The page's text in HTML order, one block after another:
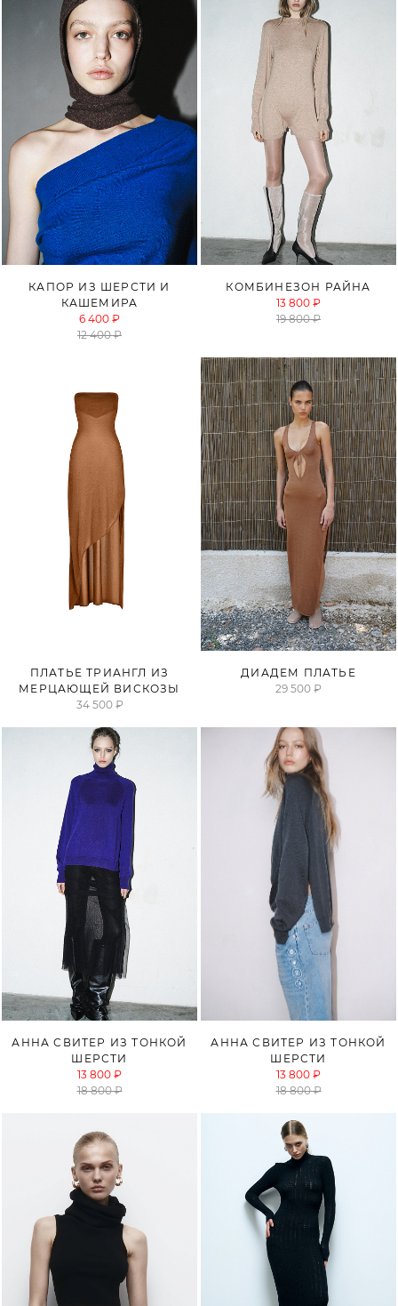
КАПОР ИЗ ШЕРСТИ И
КАШЕМИРА
6 400 ₽
12 400 ₽
КОМБИНЕЗОН РАЙНА
13 800 ₽
19 800 ₽
ПЛАТЬЕ ТРИАНГЛ ИЗ
МЕРЦАЮЩЕЙ ВИСКОЗЫ
34 500 ₽
ДИАДЕМ ПЛАТЬЕ
29 500 ₽
АННА СВИТЕР ИЗ ТОНКОЙ
ШЕРСТИ
13 800 ₽
18 800 ₽
АННА СВИТЕР ИЗ ТОНКОЙ
ШЕРСТИ
13 800 ₽
18 800 ₽